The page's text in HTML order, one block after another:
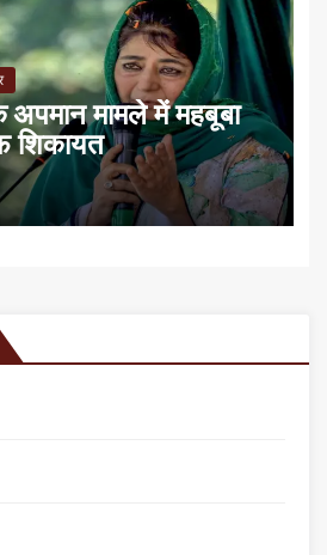
अपमान मामले में महबूबा
शिकायत